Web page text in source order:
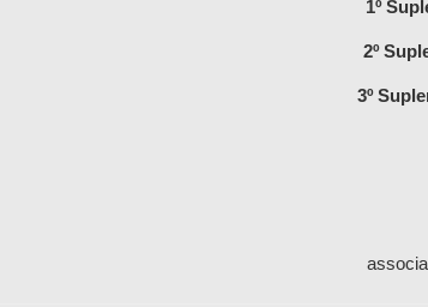
1º
2º
3º